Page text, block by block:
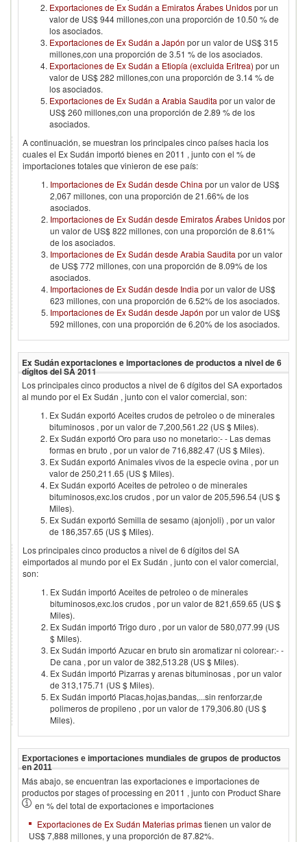
Exportaciones de Ex Sudán a Emiratos Árabes Unidospor un
valor de US$ 944 millones,con una proporción de 10.50 % de
los asociados.
Exportaciones de Ex Sudán a Japón por un valor de US$ 315
millones,con una proporción de 3.51 % de los asociados.
Exportaciones de Ex Sudán a Etiopía (excluida Eritrea) por un
valor de US$ 282 millones,con una proporción de 3.14 % de
los asociados.
Exportaciones de Ex Sudán a Arabia Saudita por un valor de
US$ 260 millones,con una proporción de 2.89 % de los
asociados.
A continuación, se muestran los principales cinco países hacia los
cuales el Ex Sudán importó bienes en 2011 , junto con el % de
importaciones totales que vinieron de ese país:
Importaciones de Ex Sudán desde China por un valor de US$
2,067 millones, con una proporción de 21.66% de los
asociados.
Importaciones de Ex Sudán desde Emiratos Árabes Unidospor
un valor de US$ 822 millones, con una proporción de 8.61%
de los asociados.
Importaciones de Ex Sudán desde Arabia Saudita por un valor
de US$ 772 millones, con una proporción de 8.09% de los
asociados.
Importaciones de Ex Sudán desde India por un valor de US$
623 millones, con una proporción de 6.52% de los asociados.
Importaciones de Ex Sudán desde Japón por un valor de US$
592 millones, con una proporción de 6.20% de los asociados.
Ex Sudánexportaciones e importaciones de productos a nivel de 6
dígitos del SA2011
Los principales cinco productos a nivel de 6 dígitos del SA exportados
al mundo por el Ex Sudán , junto con el valor comercial, son:
Ex Sudán exportó Aceites crudos de petroleo o de minerales
bituminosos , por un valor de 7,200,561.22 (US $ Miles).
Ex Sudán exportó Oro para uso no monetario:- - Las demas
formas en bruto , por un valor de 716,882.47 (US $ Miles).
Ex Sudán exportó Animales vivos de la especie ovina , por un
valor de 250,211.65 (US $ Miles).
Ex Sudán exportó Aceites de petroleo o de minerales
bituminosos,exc.los crudos , por un valor de 205,596.54 (US $
Miles).
Ex Sudán exportó Semilla de sesamo (ajonjoli) , por un valor
de 186,357.65 (US $ Miles).
Los principales cinco productos a nivel de 6 dígitos del SA
eimportados al mundo por el Ex Sudán , junto con el valor comercial,
son:
Ex Sudán importó Aceites de petroleo o de minerales
bituminosos,exc.los crudos , por un valor de 821,659.65 (US $
Miles).
Ex Sudán importó Trigo duro , por un valor de 580,077.99 (US
$ Miles).
Ex Sudán importó Azucar en bruto sin aromatizar ni colorear:- -
De cana , por un valor de 382,513.28 (US $ Miles).
Ex Sudán importó Pizarras y arenas bituminosas , por un valor
de 313,175.71 (US $ Miles).
Ex Sudán importó Placas,hojas,bandas,...sin renforzar,de
polimeros de propileno , por un valor de 179,306.80 (US $
Miles).
Exportaciones e importaciones mundiales de grupos de productos
en 2011
Más abajo, se encuentran las exportaciones e importaciones de
productos por stages of processing en 2011 , junto con Product Share
en % del total de exportaciones e importaciones
Exportaciones de Ex Sudán Materias primastienen un valor de
US$ 7,888 millones, y una proporción de 87.82%.